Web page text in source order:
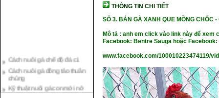
Cách nuôi gà đông tảo thuần
chủng
Kỹ thuật nuôi gà con mới nở
Hướng dẫn nuôi gà đá
THÔNG TIN CHI TIẾT
SỐ 3. BÁN GÀ XANH QUE MỒNG CHỐC -
Mô tả : anh em click vào link này để
Facebook: Bentre Sauga hoặc Facebook:
www.facebook.com/100010223474119/